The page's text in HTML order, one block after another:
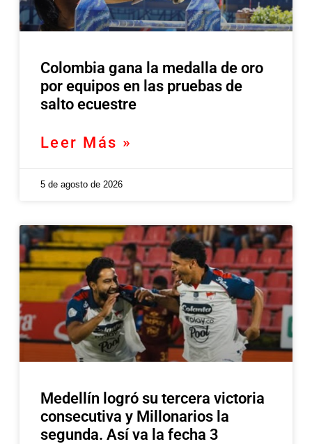
Colombia gana la medalla de oro
por equipos en las pruebas de
salto ecuestre
Leer Más »
5 de agosto de 2026
Medellín logró su tercera victoria
consecutiva y Millonarios la
segunda. Así va la fecha 3